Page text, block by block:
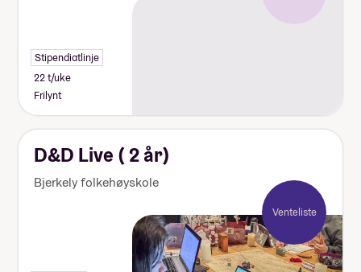
Stipendiatlinje
22 t/uke
Frilynt
D&D Live ( 2 år)
Bjerkely folkehøyskole
Venteliste